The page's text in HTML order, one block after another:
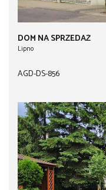
DOM NA SPRZEDAŻ
Lipno
AGD-DS-856